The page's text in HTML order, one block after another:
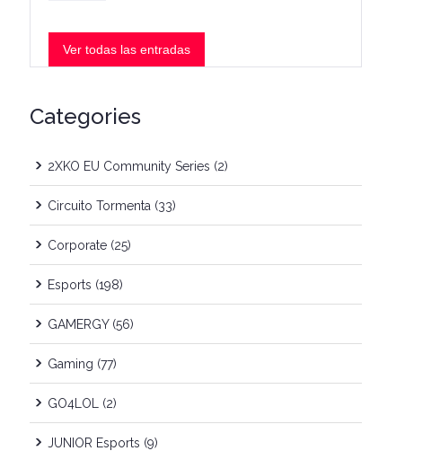
Ver todas las entradas
Categories
2XKO EU Community Series (2)
Circuito Tormenta (33)
Corporate (25)
Esports (198)
GAMERGY(56)
Gaming (77)
GO4LOL (2)
JUNIOR Esports (9)